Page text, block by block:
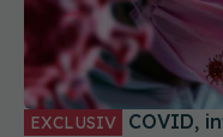
EXCLUSIV COVID, infecție bianuală. Dr. Simin
Aysel Florescu:
sezonul rece,